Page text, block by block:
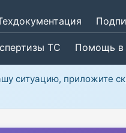
ТС Помощь в
ситуацию, приложите